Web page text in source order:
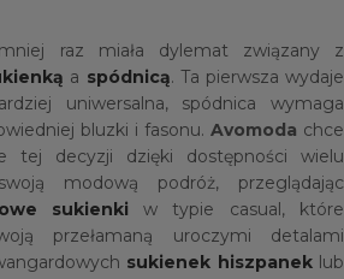
raz miała dylemat związany z
a spódnicą. Ta pierwsza wydaje
uniwersalna, spódnica wymaga
bluzki i fasonu. Avomoda chce
tej decyzji dzięki dostępności wielu
modową podróż, przeglądając
sukienki w typie casual, które
przełamaną uroczymi detalami
sukienek hiszpaneklub